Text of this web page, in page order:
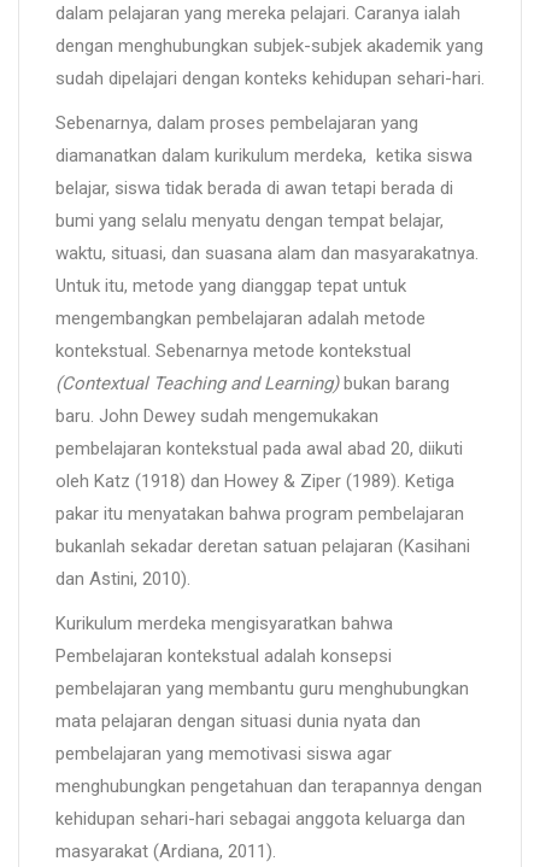
dalam pelajaran yang mereka pelajari. Caranya ialah
dengan menghubungkan subjek-subjek akademik yang
sudah dipelajari dengan konteks kehidupan sehari-hari.
Sebenarnya, dalam proses pembelajaran yang
diamanatkan dalam kurikulum merdeka, ketika siswa
belajar, siswa tidak berada di awan tetapi berada di
bumi yang selalu menyatu dengan tempat belajar,
waktu, situasi, dan suasana alam dan masyarakatnya.
Untuk itu, metode yang dianggap tepat untuk
mengembangkan pembelajaran adalah metode
kontekstual. Sebenarnya metode kontekstual
(Contextual Teaching and Learning)bukan barang
baru. John Dewey sudah mengemukakan
pembelajaran kontekstual pada awal abad 20, diikuti
oleh Katz (1918) dan Howey & Ziper (1989). Ketiga
pakar itu menyatakan bahwa program pembelajaran
bukanlah sekadar deretan satuan pelajaran (Kasihani
dan Astini, 2010).
Kurikulum merdeka mengisyaratkan bahwa
Pembelajaran kontekstual adalah konsepsi
pembelajaran yang membantu guru menghubungkan
mata pelajaran dengan situasi dunia nyata dan
pembelajaran yang memotivasi siswa agar
menghubungkan pengetahuan dan terapannya dengan
kehidupan sehari-hari sebagai anggota keluarga dan
masyarakat (Ardiana, 2011).